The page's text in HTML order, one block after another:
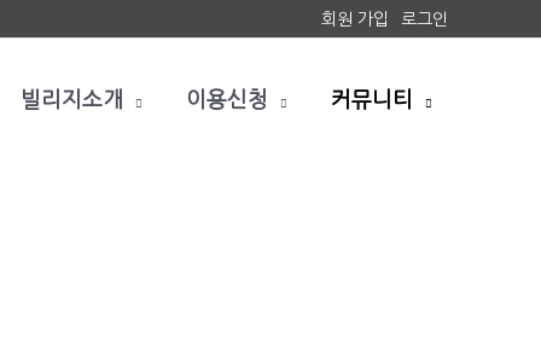
회원 가입 로그인
빌리지소개 이용신청 커뮤니티